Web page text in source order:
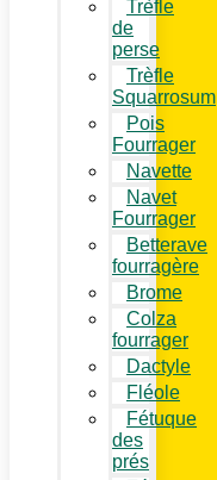
Trèfle
de
perse
Trèfle
Squarrosum
Pois
Fourrager
Navette
Navet
Fourrager
Betterave
fourragère
Brome
Colza
fourrager
Dactyle
Fléole
Fétuque
des
prés